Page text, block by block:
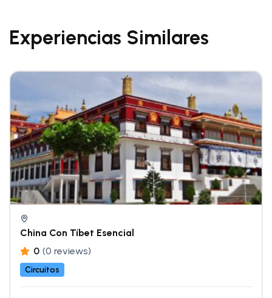
Experiencias Similares
China Con Tíbet Esencial
0 (0 reviews)
Circuitos